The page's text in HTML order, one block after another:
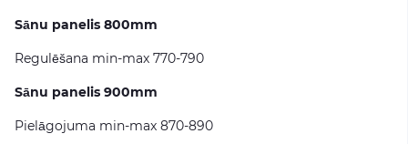
Sānu panelis 800mm
Regulēšana min-max 770-790
Sānu panelis 900mm
Pielāgojuma min-max 870-890